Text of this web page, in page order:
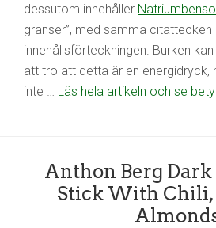
dessutom innehåller
gränser”, med samma citattecken
innehållsförteckningen. Burken
att tro att detta är en energidryck,
inte … Läs hela artikeln och se
Anthon Berg
Stick With Chili,